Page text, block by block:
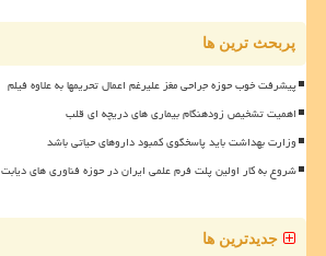
پربحث ترین ها
پیشرفت خوب حوزه جراحی مغز علیرغم اعمال تحریمها به علاوه فیلم
اهمیت تشخیص زودهنگام بیماری های دریچه ای قلب
وزارت بهداشت باید پاسخگوی کمبود داروهای حیاتی باشد
شروع به کار اولین پلت فرم علمی ایران در حوزه فناوری های دیابت
جدیدترین ها